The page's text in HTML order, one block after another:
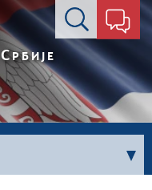
Контакт форма
СРБИЈЕ